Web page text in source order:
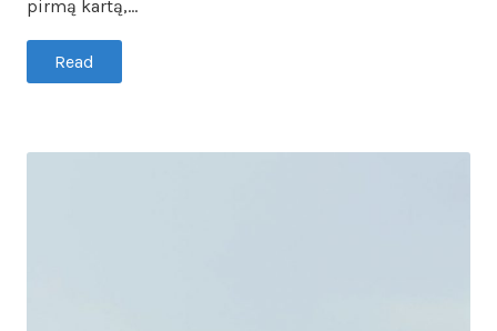
pirmą kartą,…
Read